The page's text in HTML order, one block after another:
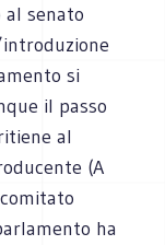
senato
si
il passo
al
(A
ha